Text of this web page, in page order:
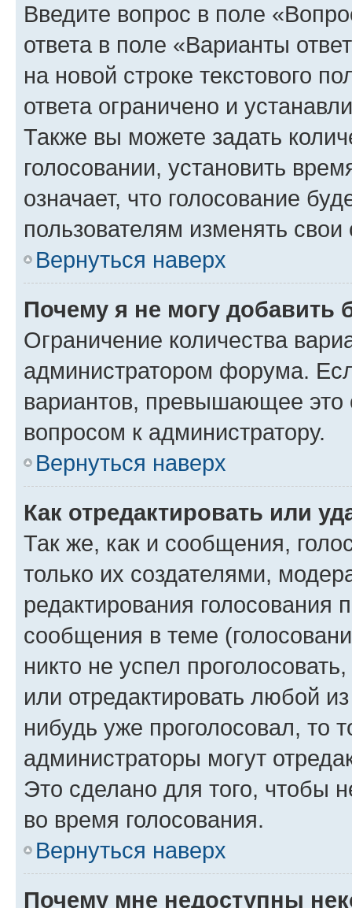
Введите вопрос в поле
ответа в поле «Варианты
на новой строке текстового
ответа ограничено и
Также вы можете задать
голосовании, установить
означает, что голосование
пользователям изменять свои
Вернуться наверх
Почему я не могу добавить
Ограничение количества
администратором форума.
вариантов, превышающее это
вопросом к администратору.
Вернуться наверх
Как отредактировать или
Так же, как и сообщения,
только их создателями,
редактирования голосования
сообщения в теме
никто не успел
или отредактировать любой
нибудь уже проголосовал, то
администраторы могут
Это сделано для того, чтобы
во время голосования.
Вернуться наверх
Почему мне недоступны